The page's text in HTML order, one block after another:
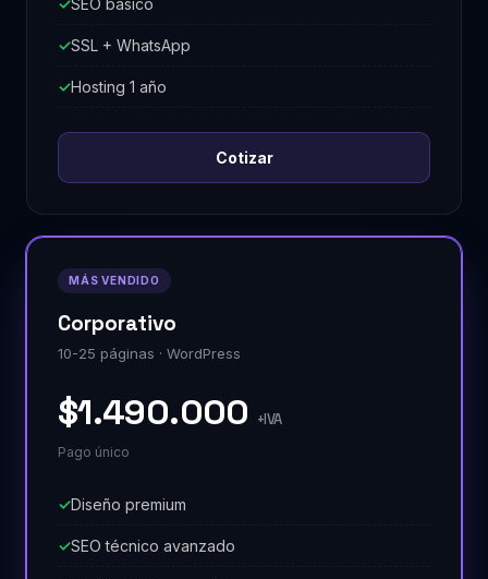
SEO básico
SSL + WhatsApp
Hosting 1 año
Cotizar
MÁS VENDIDO
Corporativo
10-25 páginas · WordPress
$1.490.000 +IVA
Pago único
Diseño premium
SEO técnico avanzado